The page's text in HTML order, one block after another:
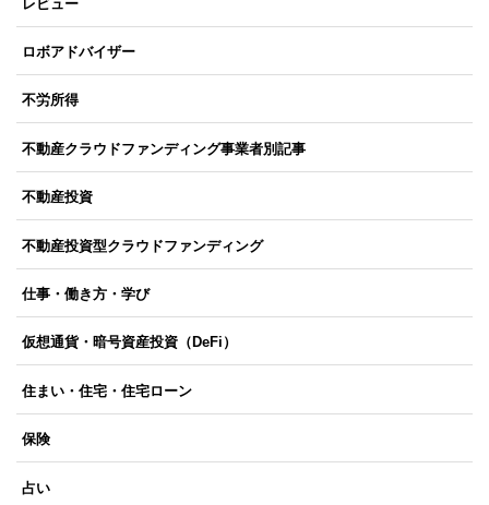
レビュー
ロボアドバイザー
不労所得
不動産クラウドファンディング事業者別記事
不動産投資
不動産投資型クラウドファンディング
仕事・働き方・学び
仮想通貨・暗号資産投資（DeFi）
住まい・住宅・住宅ローン
保険
占い